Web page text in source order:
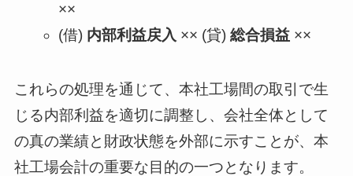
××
(借) 内部利益戻入 ×× (貸)総合損益 ××
これらの処理を通じて、本社工場間の取引で生
じる内部利益を適切に調整し、会社全体として
の真の業績と財政状態を外部に示すことが、本
社工場会計の重要な目的の一つとなります。